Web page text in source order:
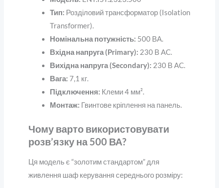
Тип: Розділовий трансформатор (Isolation
Transformer).
Номінальна потужність: 500 ВА.
Вхідна напруга (Primary): 230 В AC.
Вихідна напруга (Secondary): 230 В AC.
Вага: 7,1 кг.
Підключення: Клеми 4 мм².
Монтаж: Гвинтове кріплення на панель.
Чому варто використовувати
розв’язку на 500 ВА?
Ця модель є “золотим стандартом” для
живлення шаф керування середнього розміру: